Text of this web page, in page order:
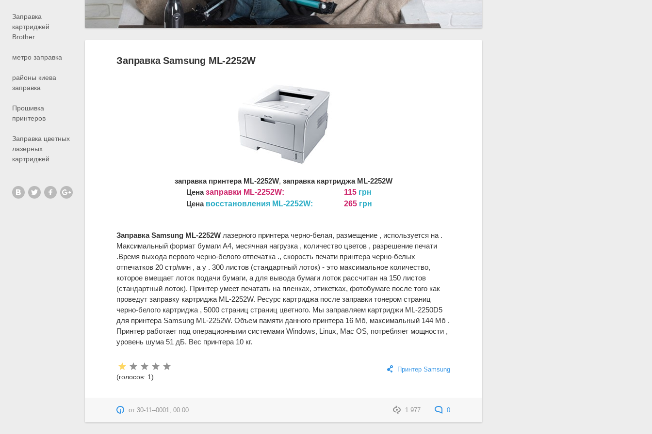
Заправка
картриджей
Brother
метро заправка
районы киева
заправка
Прошивка
принтеров
Заправка цветных
лазерных
картриджей
Заправка Samsung ML-2252W
заправка принтера ML-2252W, заправка картриджа ML-2252W
Ценазаправки ML-2252W: 115 грн
Цена восстановления ML-2252W: 265 грн
Заправка Samsung ML-2252W лазерного принтера черно-белая, размещение , используется на .
Максимальный формат бумаги A4, месячная нагрузка , количество цветов , разрешение печати
.Время выхода первого черно-белого отпечатка ., скорость печати принтера черно-белых
отпечатков 20 стр/мин , а у . 300 листов (стандартный лоток) - это максимальное количество,
которое вмещает лоток подачи бумаги, а для вывода бумаги лоток рассчитан на 150 листов
(стандартный лоток). Принтер умеет печатать на пленках, этикетках, фотобумаге после того как
проведут заправку картриджа ML-2252W. Ресурс картриджа после заправки тонером страниц
черно-белого картриджа , 5000 страниц страниц цветного. Мы заправляем картриджи ML-2250D5
для принтера Samsung ML-2252W. Объем памяти данного принтера 16 Мб, максимальный 144 Мб .
Принтер работает под операционными системами Windows, Linux, Mac OS, потребляет мощности ,
уровень шума 51 дБ. Вес принтера 10 кг.
Принтер Samsung
Рейтинг:
(голосов: 1)
1 977 0
от 30-11--0001, 00:00